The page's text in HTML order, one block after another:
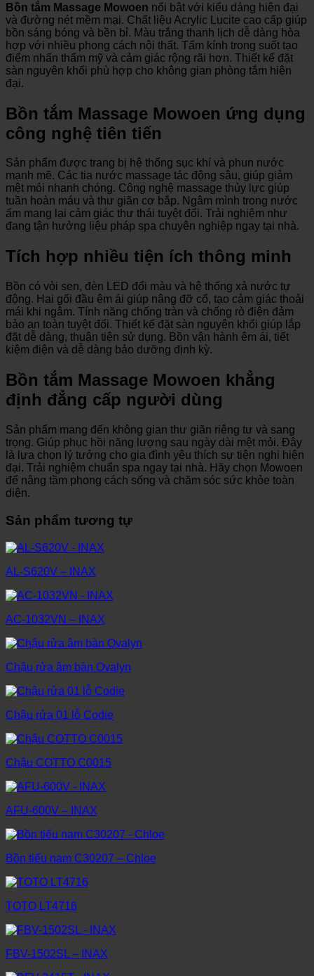
Bồn tắm Massage Mowoen nổi bật với kiểu dáng hiện đại
và đường nét mềm mại. Chất liệu Acrylic Lucite cao cấp giúp
bồn sáng bóng và bền bỉ. Màu trắng thanh lịch dễ dàng hòa
hợp với nhiều phong cách nội thất. Tấm kính trong suốt tạo
điểm nhấn thẩm mỹ và cảm giác rộng rãi hơn. Thiết kế đặt
sàn nguyên khối phù hợp cho không gian phòng tắm hiện
đại.
Bồn tắm Massage Mowoen ứng dụng
công nghệ tiên tiến
Sản phẩm được trang bị hệ thống sục khí và phun nước
mạnh mẽ. Các tia nước massage tác động sâu, giúp giảm
mệt mỏi nhanh chóng. Công nghệ massage thủy lực giúp
tuần hoàn máu và thư giãn cơ bắp. Ngâm mình trong nước
ấm mang lại cảm giác thư thái tuyệt đối. Trải nghiệm như
đang tận hưởng liệu pháp spa chuyên nghiệp ngay tại nhà.
Tích hợp nhiều tiện ích thông minh
Bồn có vòi sen, đèn LED đổi màu và hệ thống xả nước tự
động. Hai gối đầu êm ái giúp nâng đỡ cổ, tạo cảm giác thoải
mái khi ngâm. Tính năng chống tràn và chống rò điện đảm
bảo an toàn tuyệt đối. Thiết kế đặt sàn nguyên khối giúp lắp
đặt dễ dàng, thuận tiện sử dụng. Bồn vận hành êm ái, tiết
kiệm điện và dễ dàng bảo dưỡng định kỳ.
Bồn tắm Massage Mowoen khẳng
định đẳng cấp người dùng
Sản phẩm mang đến không gian thư giãn riêng tư và sang
trọng. Giúp phục hồi năng lượng sau ngày dài mệt mỏi. Đây
là lựa chọn lý tưởng cho gia đình yêu thích sự tiện nghi hiện
đại. Trải nghiệm chuẩn spa ngay tại nhà. Hãy chọn Mowoen
để nâng tầm phong cách sống và chăm sóc sức khỏe toàn
diện.
Sản phẩm tương tự
AL-S620V – INAX
AC-1032VN – INAX
Chậu rửa âm bàn Ovalyn
Chậu rửa 01 lỗ Codie
Chậu COTTO C0015
AFU-600V – INAX
Bồn tiểu nam C30207 – Chloe
TOTO LT4716
FBV-1502SL – INAX